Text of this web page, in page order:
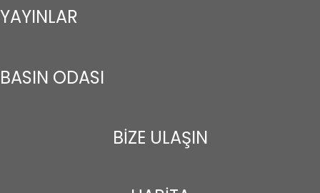
YAYINLAR
BASIN ODASI
BİZE ULAŞIN